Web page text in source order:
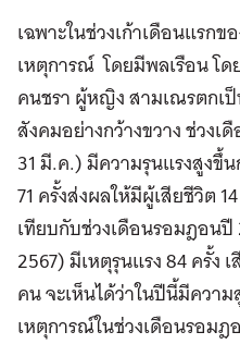
เฉพาะในช่วงเก้าเดือนแรก
เหตุการณ์ โดยมีพลเรือน โด
คนชรา ผู้หญิง สามเณรตกเ
สังคมอย่างกว้างขวาง ช่วง
31มี.ค.) มีความรุนแรงสูงขึ้
71 ครั้งส่งผลให้มีผู้เสียชีวิต
เทียบกับช่วงเดือนรอมฎอนปี
2567) มีเหตุรุนแรง 84 ครั้ง
คน จะเห็นได้ว่าในปีนี้มีควา
เหตุการณ์ในช่วงเดือนรอม